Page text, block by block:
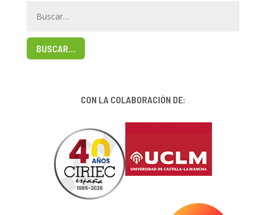
BUSCAR…
CON LA COLABORACIÓN DE: